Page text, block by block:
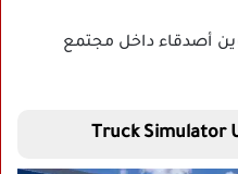
أصدقاء داخل مجتمع